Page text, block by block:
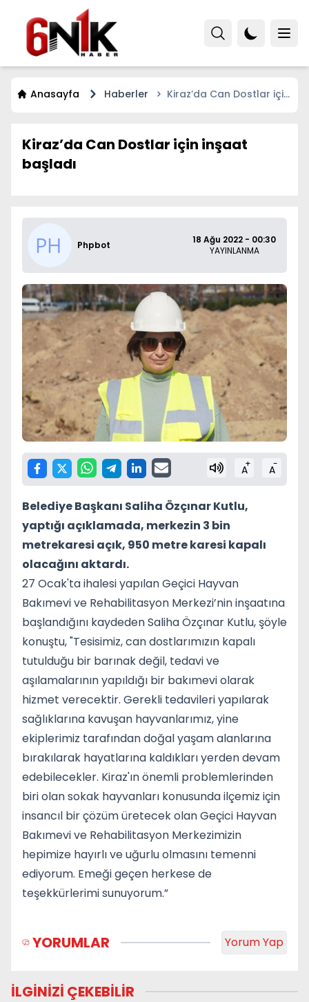
Anasayfa Haberler
Kiraz’da Can Dostlar için
Kiraz’da Can Dostlar için inşaat
başladı
Phpbot
18 Ağu 2022 - 00:30
YAYINLANMA
A+ A-
Belediye Başkanı Saliha Özçınar Kutlu,
yaptığı açıklamada, merkezin 3 bin
metrekaresi açık, 950 metre karesi kapalı
olacağını aktardı.
27 Ocak'ta ihalesi yapılan Geçici Hayvan
Bakımevi ve Rehabilitasyon Merkezi’nin inşaatına
başlandığını kaydeden Saliha Özçınar Kutlu, şöyle
konuştu, "Tesisimiz, can dostlarımızın kapalı
tutulduğu bir barınak değil, tedavi ve
aşılamalarının yapıldığı bir bakımevi olarak
hizmet verecektir. Gerekli tedavileri yapılarak
sağlıklarına kavuşan hayvanlarımız, yine
ekiplerimiz tarafından doğal yaşam alanlarına
bırakılarak hayatlarına kaldıkları yerden devam
edebilecekler. Kiraz'ın önemli problemlerinden
biri olan sokak hayvanları konusunda ilçemiz için
insancıl bir çözüm üretecek olan Geçici Hayvan
Bakımevi ve Rehabilitasyon Merkezimizin
hepimize hayırlı ve uğurlu olmasını temenni
ediyorum. Emeği geçen herkese de
teşekkürlerimi sunuyorum.”
YORUMLAR Yorum Yap
İLGİNİZİ ÇEKEBİLİR